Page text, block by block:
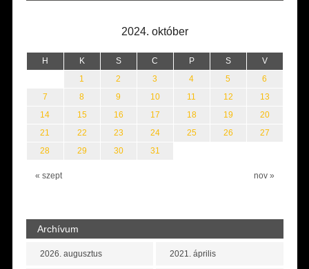
2024. október
H K S C P S V
« szept nov »
1 2 3 4 5
6
7
8 9 10 11 12
13
14
15 16 17 18 19
20
21
22 23 24 25 26
27
28
29 30 31
Archívum
2026. augusztus 2021. április